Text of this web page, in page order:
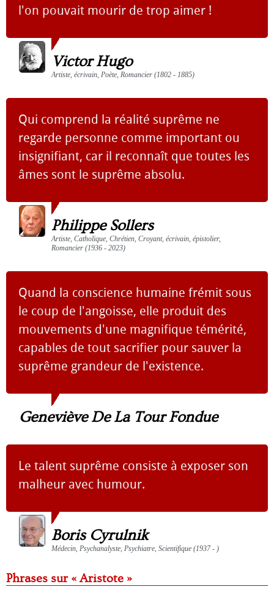
l'on pouvait mourir de trop aimer !
Victor Hugo
Artiste, écrivain, Poète, Romancier (1802 - 1885)
Qui comprend la réalité suprême ne
regarde personne comme important ou
insignifiant, car il reconnaît que toutes les
âmes sont le suprême absolu.
Philippe Sollers
Artiste, Catholique, Chrétien, Croyant, écrivain, épistolier,
Romancier (1936 - 2023)
Quand la conscience humaine frémit sous
le coup de l'angoisse, elle produit des
mouvements d'une magnifique témérité,
capables de tout sacrifier pour sauver la
suprême grandeur de l'existence.
Geneviève De La Tour Fondue
Le talent suprême consiste à exposer son
malheur avec humour.
Boris Cyrulnik
Médecin, Psychanalyste, Psychiatre, Scientifique (1937 - )
Phrases sur « Aristote »